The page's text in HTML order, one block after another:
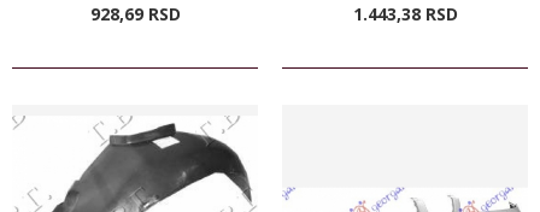
928,69 RSD 1.443,38 RSD